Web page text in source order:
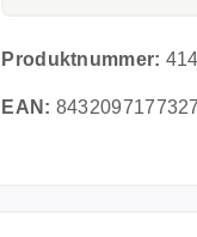
Produktnummer:
EAN: 8432097177327